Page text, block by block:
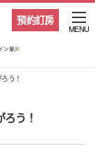
預約訂房
MENU
う！
う！